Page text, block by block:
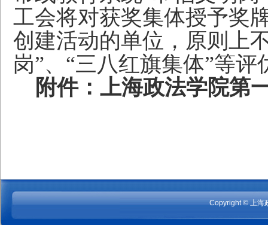
工会将对获奖集体授予奖
创建活动的单位，原则上
岗”、“三八红旗集体”等评
附件：上海政法学院第
Copyright © 上海